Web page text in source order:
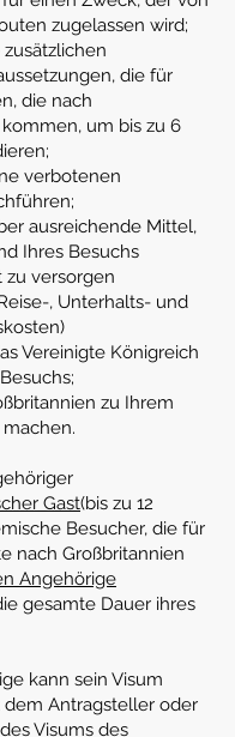
zugelassen wird;
die für
die nach
um bis zu 6
verbotenen
ausreichende Mittel,
Ihres Besuchs
zu versorgen
, Unterhalts- und
Vereinigte Königreich
zu Ihrem
Gast(bis zu 12
Besucher, die für
nach Großbritannien
Angehörige
gesamte Dauer ihres
kann sein Visum
Antragsteller oder
Visums des